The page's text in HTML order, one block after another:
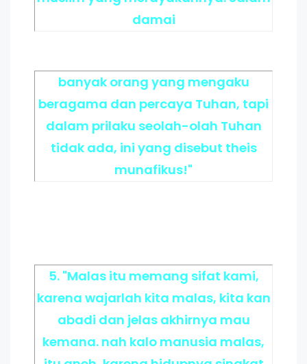
damai
banyak orang yang mengaku
beragama dan percaya Tuhan, tapi
dalam prilaku seolah-olah Tuhan
tidak ada, ini yang disebut theis
munafikus!"
5. "Malas itu memang sifat kami,
karena wajarlah kita malas, kita kan
abadi dan jelas akhirnya mau
kemana. nah kalo manusia malas,